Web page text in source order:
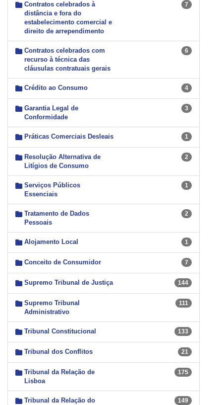
Contratos celebrados à
distância e fora do
estabelecimento comercial e
direito de arrependimento
7
Contratos celebrados com
recurso à técnica das
cláusulas contratuais gerais
6
Crédito ao Consumo 4
Garantia Legal de
Conformidade
3
Práticas Comerciais Desleais 1
Resolução Alternativa de
Litígios de Consumo
2
Serviços Públicos
Essenciais
1
Tratamento de Dados
Pessoais
2
Alojamento Local 1
Conceito de Consumidor 7
Supremo Tribunal de Justiça 144
Supremo Tribunal
Administrativo
111
Tribunal Constitucional 133
Tribunal dos Conflitos 21
Tribunal da Relação de
Lisboa
175
Tribunal da Relação do
149